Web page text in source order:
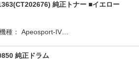
純正トナー ■イエロー
種： Apeosport-IV…
純正ドラム